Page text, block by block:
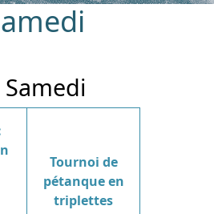
Tournoi de
pétanque en
triplettes